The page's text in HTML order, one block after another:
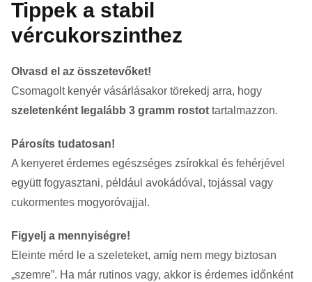
Tippek a stabil
vércukorszinthez
Olvasd el az összetevőket!
Csomagolt kenyér vásárlásakor törekedj arra, hogy
szeletenként legalább 3 gramm rostot tartalmazzon.
Párosíts tudatosan!
A kenyeret érdemes egészséges zsírokkal és fehérjével
együtt fogyasztani, például avokádóval, tojással vagy
cukormentes mogyoróvajjal.
Figyelj a mennyiségre!
Eleinte mérd le a szeleteket, amíg nem megy biztosan
„szemre”. Ha már rutinos vagy, akkor is érdemes időnként